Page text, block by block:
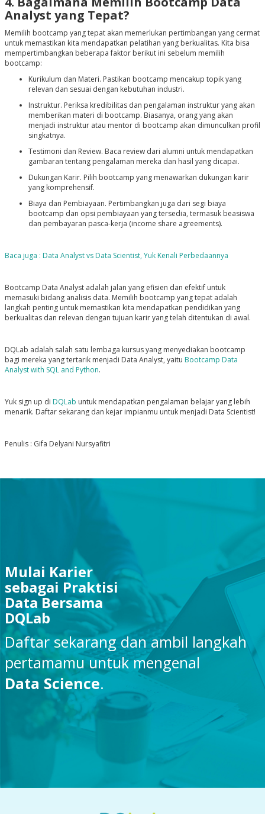
Analyst yang Tepat?
Memilih bootcamp yang tepat akan memerlukan pertimbangan yang cermat
untuk memastikan kita mendapatkan pelatihan yang berkualitas. Kita bisa
mempertimbangkan beberapa faktor berikut ini sebelum memilih
bootcamp:
Kurikulum dan Materi. Pastikan bootcamp mencakup topik yang
relevan dan sesuai dengan kebutuhan industri.
Instruktur. Periksa kredibilitas dan pengalaman instruktur yang akan
memberikan materi di bootcamp. Biasanya, orang yang akan
menjadi instruktur atau mentor di bootcamp akan dimunculkan profil
singkatnya.
Testimoni dan Review. Baca review dari alumni untuk mendapatkan
gambaran tentang pengalaman mereka dan hasil yang dicapai.
Dukungan Karir. Pilih bootcamp yang menawarkan dukungan karir
yang komprehensif.
Biaya dan Pembiayaan. Pertimbangkan juga dari segi biaya
bootcamp dan opsi pembiayaan yang tersedia, termasuk beasiswa
dan pembayaran pasca-kerja (income share agreements).
Baca juga : Data Analyst vs Data Scientist, Yuk Kenali Perbedaannya
Bootcamp Data Analyst adalah jalan yang efisien dan efektif untuk
memasuki bidang analisis data. Memilih bootcamp yang tepat adalah
langkah penting untuk memastikan kita mendapatkan pendidikan yang
berkualitas dan relevan dengan tujuan karir yang telah ditentukan di awal.
DQLab adalah salah satu lembaga kursus yang menyediakan bootcamp
bagi mereka yang tertarik menjadi Data Analyst, yaitu Bootcamp Data
Analyst with SQL and Python.
Yuk sign up di DQLab untuk mendapatkan pengalaman belajar yang lebih
menarik. Daftar sekarang dan kejar impianmu untuk menjadi Data Scientist!
Penulis : Gifa Delyani Nursyafitri
Mulai Karier
sebagai Praktisi
Data Bersama
DQLab
Daftar sekarang dan ambil langkah
pertamamu untuk mengenal
Data Science.